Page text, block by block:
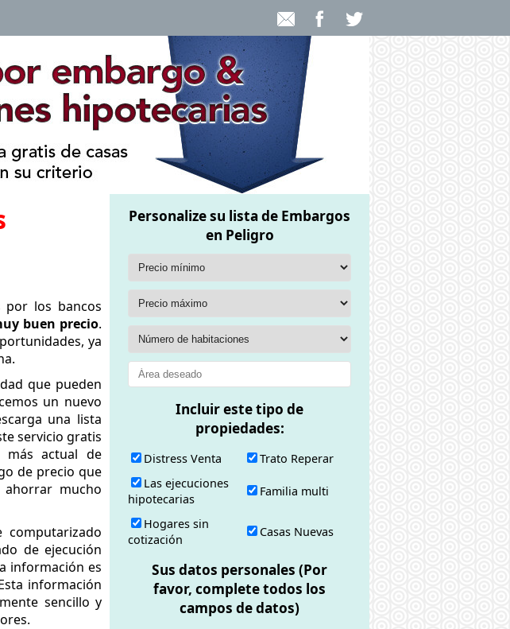
por los bancos
buen precio.
ya
que pueden
un nuevo
una lista
servicio gratis
más actual de
de precio que
mucho
de ejecución
información es
información
sencillo y
Personalize su lista de Embargos
en Peligro
Incluir este tipo de
propiedades:
Distress Venta
Trato Reperar
Las ejecuciones
hipotecarias
Familia multi
Hogares sin
cotización
Casas Nuevas
Sus datos personales(Por
favor, complete todos los
campos de datos)